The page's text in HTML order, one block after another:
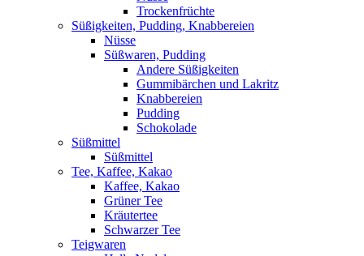
Trockenfrüchte
Süßigkeiten, Pudding, Knabbereien
Nüsse
Süßwaren, Pudding
Andere Süßigkeiten
Gummibärchen und Lakritz
Knabbereien
Pudding
Schokolade
Süßmittel
Süßmittel
Tee, Kaffee, Kakao
Kaffee, Kakao
Grüner Tee
Kräutertee
Schwarzer Tee
Teigwaren